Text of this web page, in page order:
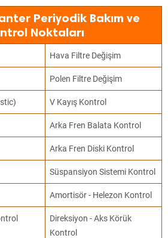
Periyodik Bakım ve
Noktaları
Hava Filtre Değişim
Polen Filtre Değişim
V Kayış Kontrol
Arka Fren Balata Kontrol
Arka Fren Diski Kontrol
Süspansiyon Sistemi Kontrol
Amortisör - Helezon Kontrol
Direksiyon - Aks Körük
Kontrol